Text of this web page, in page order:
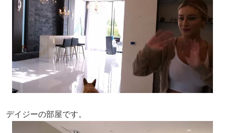
デイジーの部屋です。